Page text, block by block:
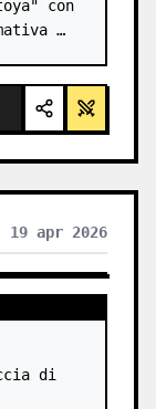
con
19 apr 2026
di